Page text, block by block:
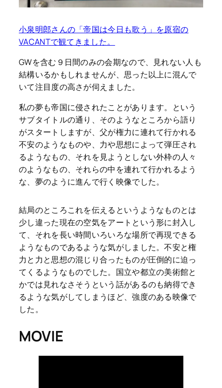
小泉明郎さんの「帝国は今日も歌う」を原宿の
VACANTで観てきました。
GWを含む９日間のみの会期なので、見れない人も
結構いるかもしれませんが、思った以上に混んで
いて注目度の高さが伺えました。
私の夢も帝国に侵されたことがあります。という
サブタイトルの通り、そのようなところから語り
がスタートしますが、父が権力に連れて行かれる
不安のようなものや、力や思想によって弾圧され
るようなもの、それを見ようとしない外枠の人々
のようなもの、それらの中を連れて行かれるよう
な、夢のように進んで行く映像でした。
結局のところこれを伝えるというようなものとは
少し違った現在の空気をアートという形に封入し
て、それを長い時間いろいろな場所で再現できる
ようなものであるような気がしました。不安と権
力と力と思想の混じり合ったものが圧倒的に迫っ
てくるようなものでした。国立や都立の美術館と
かでは見れなさそうという話があるのも納得でき
るような気がしてしまうほど、強度のある映像で
した。
MOVIE